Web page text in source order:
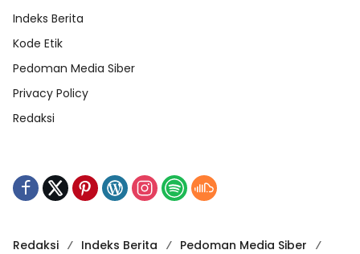
Indeks Berita
Kode Etik
Pedoman Media Siber
Privacy Policy
Redaksi
Redaksi Indeks Berita Pedoman Media Siber